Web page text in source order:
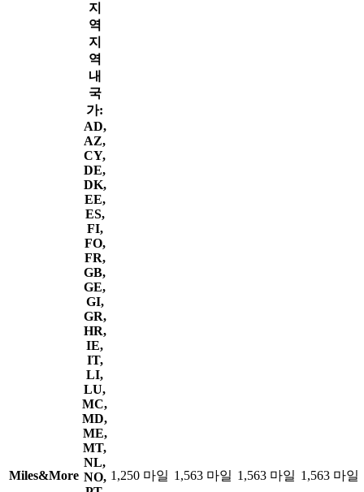
Miles&More
지
역
지
역
내
국
가:
AD,
AZ,
CY,
DE,
DK,
EE,
ES,
FI,
FO,
FR,
GB,
GE,
GI,
GR,
HR,
IE,
IT,
LI,
LU,
MC,
MD,
ME,
MT,
NL,
NO, 1,250 마일 1,563 마일 1,563 마일 1,563 마일